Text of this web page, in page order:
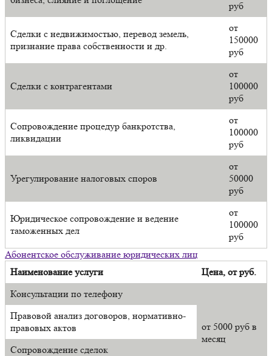
руб
Сделки с недвижимостью, перевод земель,
признание права собственности и др.
от
150000
руб
Сделки с контрагентами
от
100000
руб
Сопровождение процедур банкротства,
ликвидации
от
100000
руб
Урегулирование налоговых споров
от
50000
руб
Юридическое сопровождение и ведение
таможенных дел
от
100000
руб
Абонентское обслуживание юридических лиц
Наименование услуги
Цена, от руб.
Консультации по телефону
от 5000 руб в
месяц
Правовой анализ договоров, нормативно-
правовых актов
Сопровождение сделок